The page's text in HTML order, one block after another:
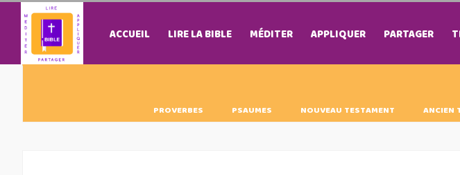
ACCUEIL LIRE LA BIBLE MÉDITER APPLIQUER PARTAGER
PROVERBES PSAUMES NOUVEAU TESTAMENT ANCIEN